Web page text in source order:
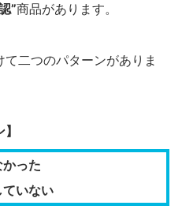
”商品があります。
二つのパターンがありま
った
いない